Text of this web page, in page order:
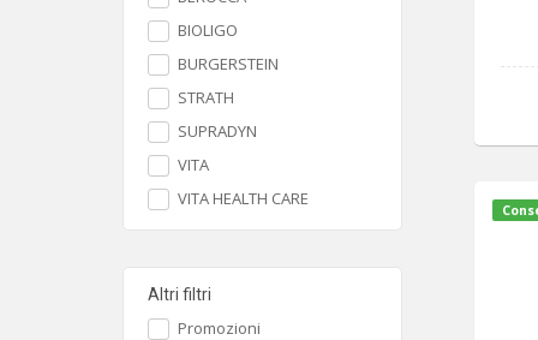
BIOLIGO
BURGERSTEIN
STRATH
SUPRADYN
VITA
VITA HEALTH CARE
Altri filtri
Promozioni